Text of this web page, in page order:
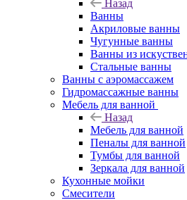
Назад
Ванны
Акриловые ванны
Чугунные ванны
Ванны из
Стальные ванны
Ванны с аэромассажем
Гидромассажные ванны
Мебель для ванной
Назад
Мебель для ванной
Пеналы для ванной
Тумбы для ванной
Зеркала для ванной
Кухонные мойки
Смесители